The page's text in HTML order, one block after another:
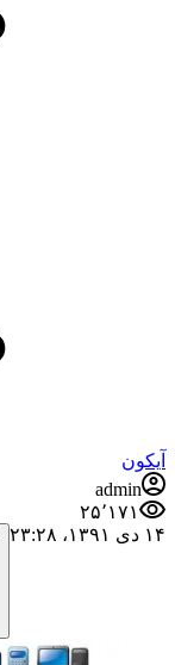
آیکون
admin
۲۵٬۱۷۱
۱۴ دی ۱۳۹۱،‏ ۲۳:۲۸